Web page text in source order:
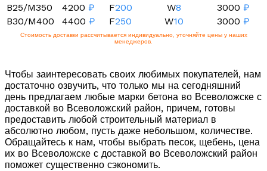
B25/M350
4200 ₽ F200 W8 3000 ₽
B30/M400
4400 ₽ F250 W10 3000 ₽
Стоимость доставки рассчитывается индивидуально, уточняйте цены у наших
менеджеров.
Чтобы заинтересовать своих любимых покупателей, нам
достаточно озвучить, что только мы на сегодняшний
день предлагаем любые марки бетона во Всеволожске с
доставкой во Всеволожский район, причем, готовы
предоставить любой строительный материал в
абсолютно любом, пусть даже небольшом, количестве.
Обращайтесь к нам, чтобы выбрать песок, щебень, цена
их во Всеволожске с доставкой во Всеволожский район
поможет существенно сэкономить.